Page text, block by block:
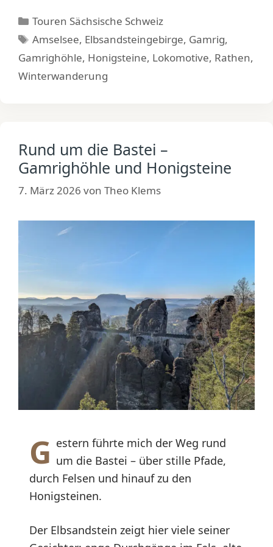
Kategorien
Touren Sächsische Schweiz
Schlagwörter
Amselsee, Elbsandsteingebirge, Gamrig,
Gamrighöhle, Honigsteine, Lokomotive, Rathen,
Winterwanderung
Rund um die Bastei –
Gamrighöhle und Honigsteine
7. März 2026 von Theo Klems
G estern führte mich der Weg rund
um die Bastei – über stille Pfade,
durch Felsen und hinauf zu den
Honigsteinen.
Der Elbsandstein zeigt hier viele seiner